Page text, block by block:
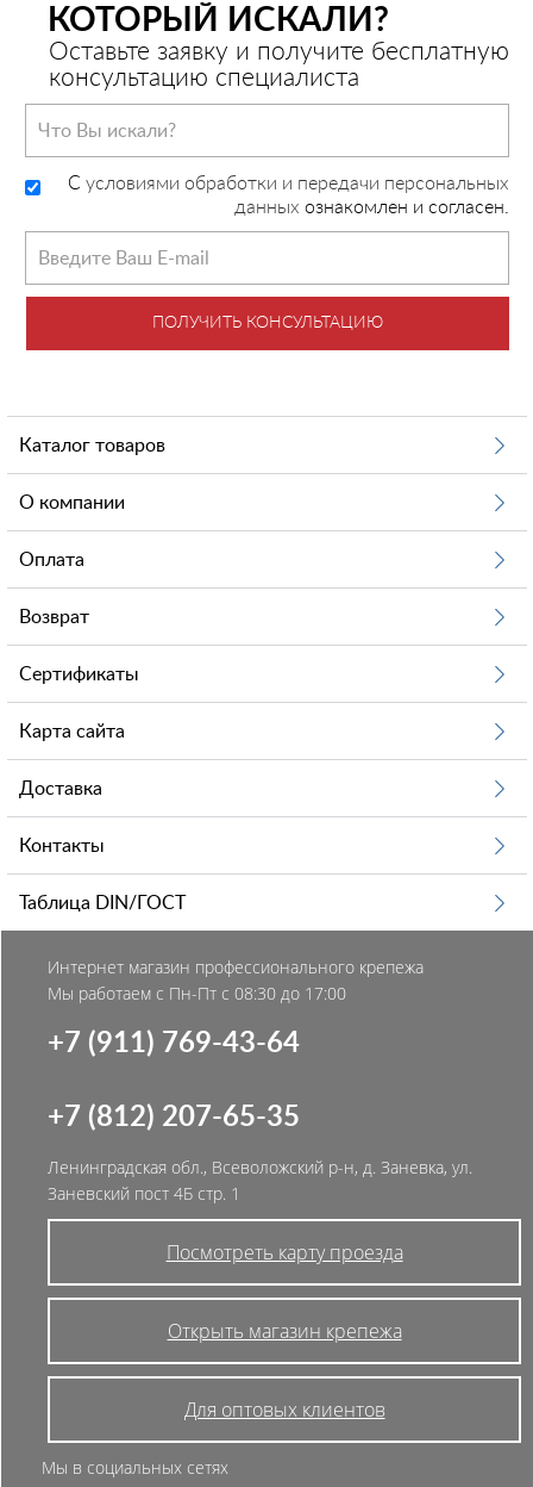
КОТОРЫЙ ИСКАЛИ?
Оставьте заявку и получите бесплатную
консультацию специалиста
C условиями обработки и передачи персональных
данных ознакомлен и согласен.
ПОЛУЧИТЬ КОНСУЛЬТАЦИЮ
Каталог товаров
О компании
Оплата
Возврат
Сертификаты
Карта сайта
Доставка
Контакты
Таблица DIN/ГОСТ
Интернет магазин профессионального крепежа
Мы работаем с Пн-Пт с 08:30 до 17:00
+7 (911) 769-43-64
+7 (812) 207-65-35
Ленинградская обл., Всеволожский р-н, д. Заневка, ул.
Заневский пост 4Б стр. 1
Посмотреть карту проезда
Открыть магазин крепежа
Для оптовых клиентов
Мы в социальных сетях